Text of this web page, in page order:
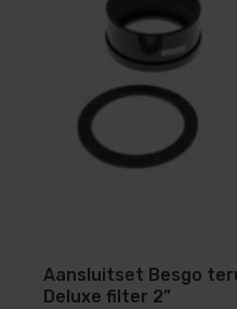
Aansluitset Besgo
Deluxe filter 2”